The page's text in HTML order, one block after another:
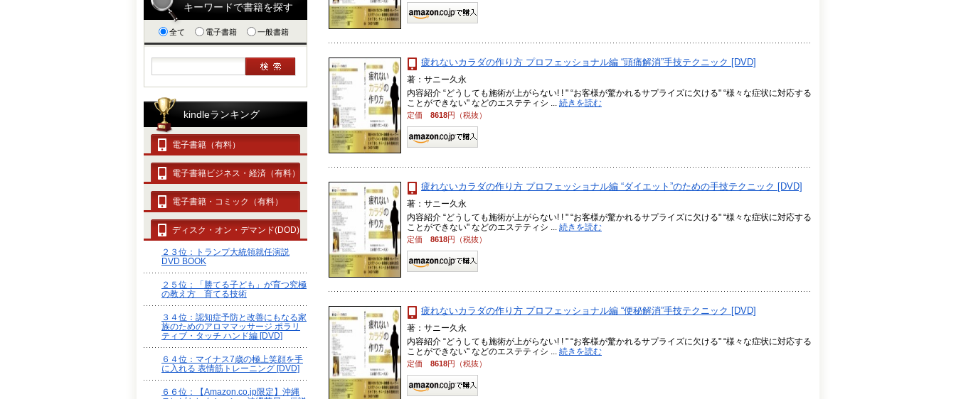
疲れないカラダの作り方 プロフェッショナル編 “頭痛解消”手技テクニック [DVD]
著：サニー久永
内容紹介 “どうしても施術が上がらない! ! " “お客様が驚かれるサプライズに欠ける" “様々な症状に対応する
ことができない" などのエステティシ ... 続きを読む
定価 8618円（税抜）
疲れないカラダの作り方 プロフェッショナル編 “ダイエット”のための手技テクニック [DVD]
著：サニー久永
内容紹介 “どうしても施術が上がらない! ! " “お客様が驚かれるサプライズに欠ける" “様々な症状に対応する
ことができない" などのエステティシ ... 続きを読む
定価 8618円（税抜）
疲れないカラダの作り方 プロフェッショナル編 “便秘解消”手技テクニック [DVD]
著：サニー久永
内容紹介 “どうしても施術が上がらない! ! " “お客様が驚かれるサプライズに欠ける" “様々な症状に対応する
ことができない" などのエステティシ ... 続きを読む
定価 8618円（税抜）
キーワードで書籍を探す
全て 電子書籍 一般書籍
kindleランキング
電子書籍（有料）
電子書籍ビジネス・経済（有料）
電子書籍・コミック（有料）
ディスク・オン・デマンド(DOD)
２３位：トランプ大統領就任演説
DVD BOOK
２５位：「勝てる子ども」が育つ究極
の教え方 育てる技術
３４位：認知症予防と改善にもなる家
族のためのアロママッサージ ポラリ
ティブ・タッチ ハンド編 [DVD]
６４位：マイナス7歳の極上笑顔を手
に入れる 表情筋トレーニング [DVD]
６６位：【Amazon.co.jp限定】沖縄